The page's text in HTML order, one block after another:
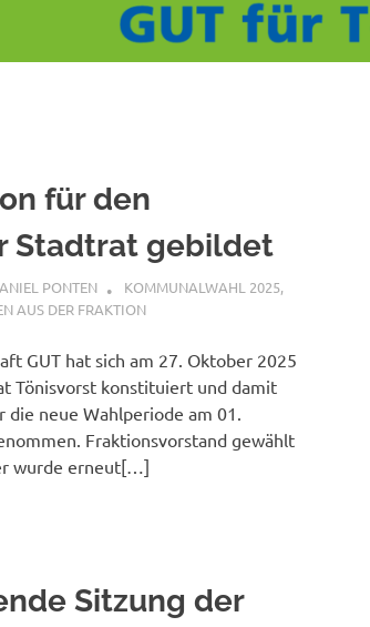
für den
Stadtrat gebildet
PONTEN KOMMUNALWAHL 2025,
AUS DER FRAKTION
GUT hat sich am 27. Oktober 2025
Tönisvorst konstituiert und damit
neue Wahlperiode am 01.
Fraktionsvorstand gewählt
wurde erneut[…]
Sitzung der